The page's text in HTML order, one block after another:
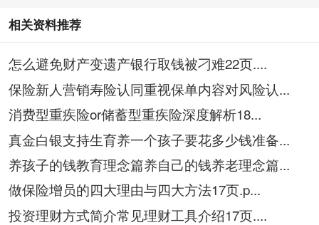
相关资料推荐
怎么避免财产变遗产银行取钱被刁难22页....
保险新人营销寿险认同重视保单内容对风险认...
消费型重疾险or储蓄型重疾险深度解析18...
真金白银支持生育养一个孩子要花多少钱准备...
养孩子的钱教育理念篇养自己的钱养老理念篇...
做保险增员的四大理由与四大方法17页.p...
投资理财方式简介常见理财工具介绍17页....